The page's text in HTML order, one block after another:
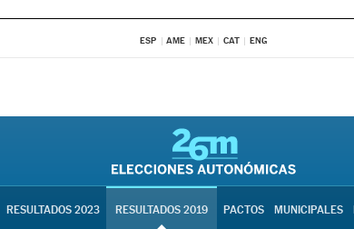
ESP AME MEX CAT ENG
RESULTADOS 2023 RESULTADOS 2019 PACTOS MUNICIPALES